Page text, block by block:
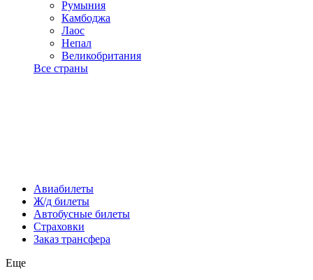
Румыния
Камбоджа
Лаос
Непал
Великобритания
Все страны
Авиабилеты
Ж/д билеты
Автобусные билеты
Страховки
Заказ трансфера
Еще